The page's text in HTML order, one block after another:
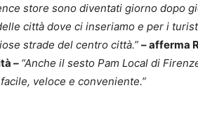
store sono diventati giorno dopo
città dove ci inseriamo e per i
strade del centro città.” – afferma
– “Anche il sesto Pam Local di
veloce e conveniente.”